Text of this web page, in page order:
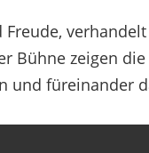
Bühne zeigen die
und füreinander